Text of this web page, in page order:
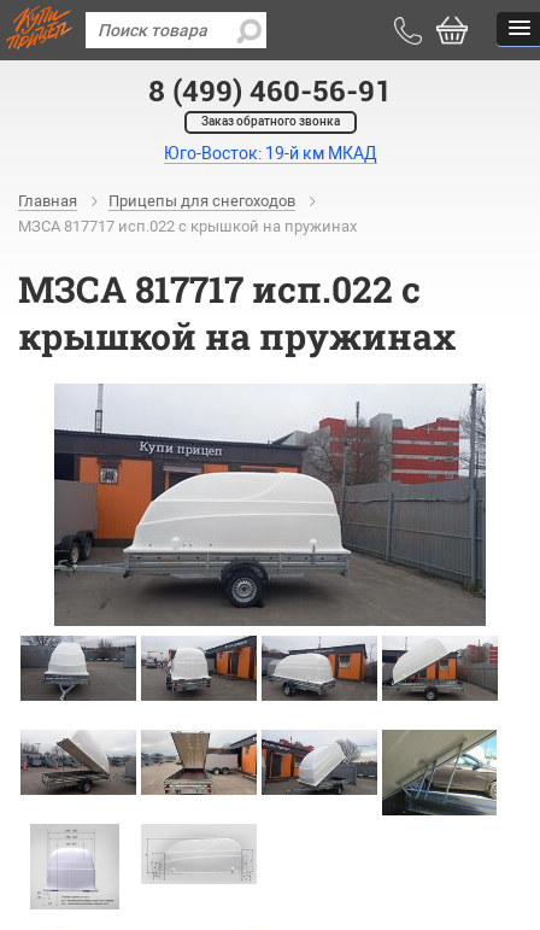
8 (499) 460-56-91
Заказ обратного звонка
Юго-Восток: 19-й км МКАД
Главная
Прицепы для снегоходов
МЗСА 817717 исп.022 с крышкой на пружинах
МЗСА 817717 исп.022 с
крышкой на пружинах